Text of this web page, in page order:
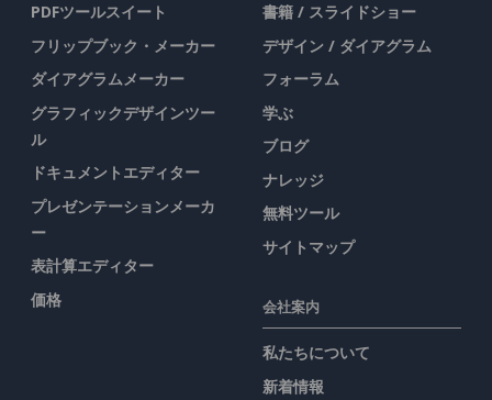
PDFツールスイート
フリップブック・メーカー
ダイアグラムメーカー
グラフィックデザインツー
ル
ドキュメントエディター
プレゼンテーションメーカ
ー
表計算エディター
価格
書籍 / スライドショー
デザイン / ダイアグラム
フォーラム
学ぶ
ブログ
ナレッジ
無料ツール
サイトマップ
会社案内
私たちについて
新着情報